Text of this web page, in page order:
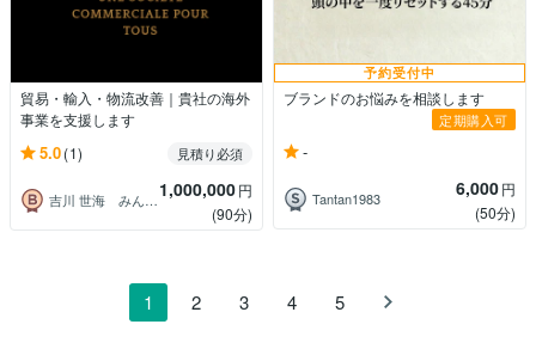
貿易・輸入・物流改善｜貴社の海外
事業を支援します
5.0(1) 見積り必須
吉川 世海 みんなの貿易＆トレプロ1,000,000円
(90分)
予約受付中
ブランドのお悩みを相談します
定期購入可
-
Tantan1983 6,000円
(50分)
1 2 3 4 5